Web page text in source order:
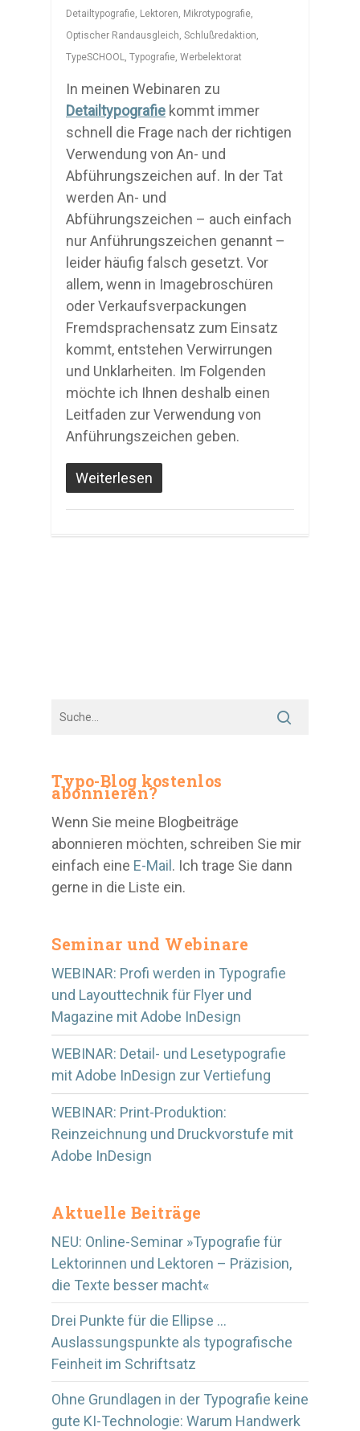
Detailtypografie, Lektoren, Mikrotypografie,
Optischer Randausgleich, Schlußredaktion,
TypeSCHOOL, Typografie, Werbelektorat
In meinen Webinaren zu
Detailtypografie kommt immer
schnell die Frage nach der richtigen
Verwendung von An- und
Abführungszeichen auf. In der Tat
werden An- und
Abführungszeichen – auch einfach
nur Anführungszeichen genannt –
leider häufig falsch gesetzt. Vor
allem, wenn in Imagebroschüren
oder Verkaufsverpackungen
Fremdsprachensatz zum Einsatz
kommt, entstehen Verwirrungen
und Unklarheiten. Im Folgenden
möchte ich Ihnen deshalb einen
Leitfaden zur Verwendung von
Anführungszeichen geben.
Weiterlesen
Typo-Blog kostenlos
abonnieren?
Wenn Sie meine Blogbeiträge
abonnieren möchten, schreiben Sie mir
einfach eine E-Mail . Ich trage Sie dann
gerne in die Liste ein.
Seminar und Webinare
WEBINAR: Profi werden in Typografie
und Layouttechnik für Flyer und
Magazine mit Adobe InDesign
WEBINAR: Detail- und Lesetypografie
mit Adobe InDesign zur Vertiefung
WEBINAR: Print-Produktion:
Reinzeichnung und Druckvorstufe mit
Adobe InDesign
Aktuelle Beiträge
NEU: Online-Seminar »Typografie für
Lektorinnen und Lektoren – Präzision,
die Texte besser macht«
Drei Punkte für die Ellipse …
Auslassungspunkte als typografische
Feinheit im Schriftsatz
Ohne Grundlagen in der Typografie keine
gute KI-Technologie: Warum Handwerk